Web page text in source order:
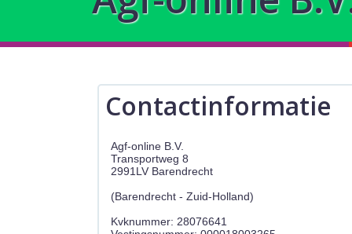
Contactinformatie
Agf-online B.V.
Transportweg 8
2991LV Barendrecht
(Barendrecht - Zuid-Holland)
Kvknummer: 28076641